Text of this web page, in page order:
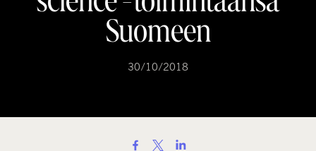
Suomeen
30/10/2018